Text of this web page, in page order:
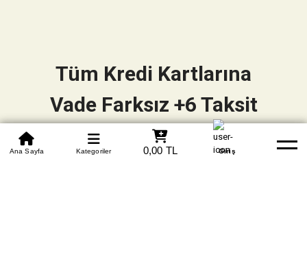
0850 305 09 70
Beden Tablosu Banka Hesapları Whatsapp Yardım
Ana Sayfa Kategoriler 0,00 TL Giriş
Tüm Kredi Kartlarına
Vade Farksız +6 Taksit